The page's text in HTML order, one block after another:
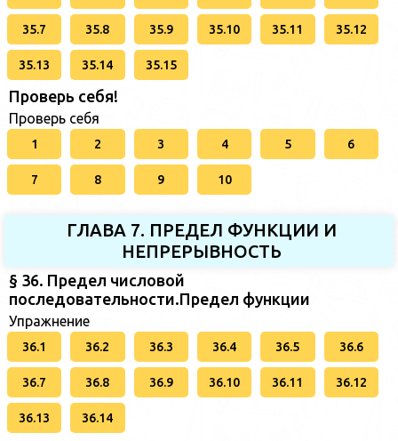
35.7 35.8 35.9 35.10 35.11 35.12
35.13 35.14 35.15
Проверь себя!
Проверь себя
1 2 3 4 5 6
7 8 9 10
ГЛАВА 7. ПРЕДЕЛ ФУНКЦИИ И
НЕПРЕРЫВНОСТЬ
§ 36. Предел числовой
последовательности.Предел функции
Упражнение
36.1 36.2 36.3 36.4 36.5 36.6
36.7 36.8 36.9 36.10 36.11 36.12
36.13 36.14